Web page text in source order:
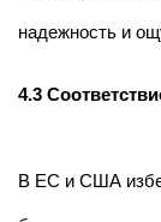
надежность и
4.3
В ЕС и США